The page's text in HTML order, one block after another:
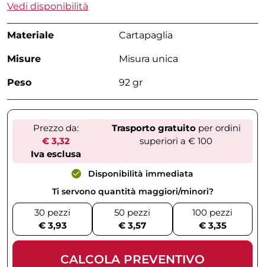
Vedi disponibilità
Materiale Cartapaglia
Misure Misura unica
Peso 92 gr
Prezzo da:
€ 3,32
Iva esclusa
Trasporto gratuitoper ordini
superiori a € 100
Disponibilità immediata
Ti servono quantità maggiori/minori?
30 pezzi
€ 3,93
50 pezzi
€ 3,57
100 pezzi
€ 3,35
CALCOLA PREVENTIVO